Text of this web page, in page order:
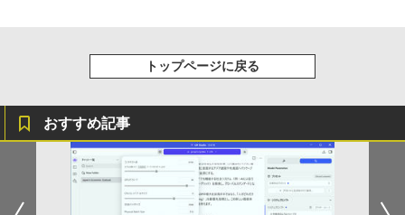
トップページに戻る
おすすめ記事